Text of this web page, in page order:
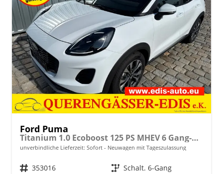
Ford Puma
Titanium 1.0 Ecoboost 125 PS MHEV 6 Gang-Navi-Rückfahrkamera-17" Alu-Winterpaket-Sofort
unverbindliche Lieferzeit: Sofort Neuwagen mit Tageszulassung
Fahrzeugnr. 353016 Getriebe Schalt. 6-Gang